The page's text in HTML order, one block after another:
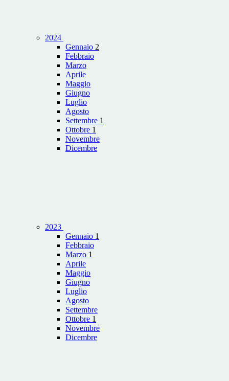
2024
Gennaio 2
Febbraio
Marzo
Aprile
Maggio
Giugno
Luglio
Agosto
Settembre 1
Ottobre 1
Novembre
Dicembre
2023
Gennaio 1
Febbraio
Marzo 1
Aprile
Maggio
Giugno
Luglio
Agosto
Settembre
Ottobre 1
Novembre
Dicembre